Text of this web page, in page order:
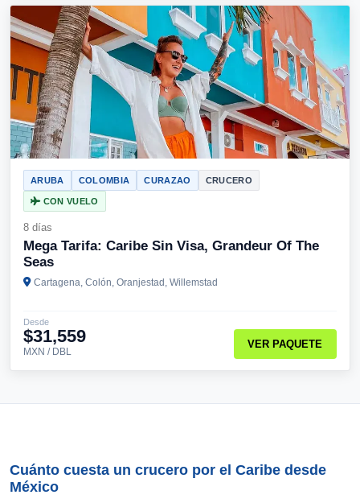
ARUBA COLOMBIA CURAZAO CRUCERO
CON VUELO
8 días
Mega Tarifa: Caribe Sin Visa, Grandeur Of The
Seas
Cartagena, Colón, Oranjestad, Willemstad
Desde
$31,559
MXN / DBL
VER PAQUETE
Cuánto cuesta un crucero por el Caribe desde
México